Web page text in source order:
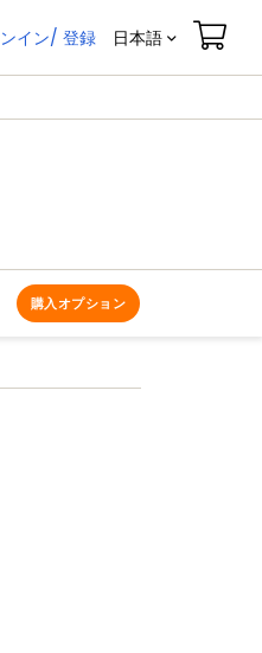
イン/ 登録 日本語
購入オプション